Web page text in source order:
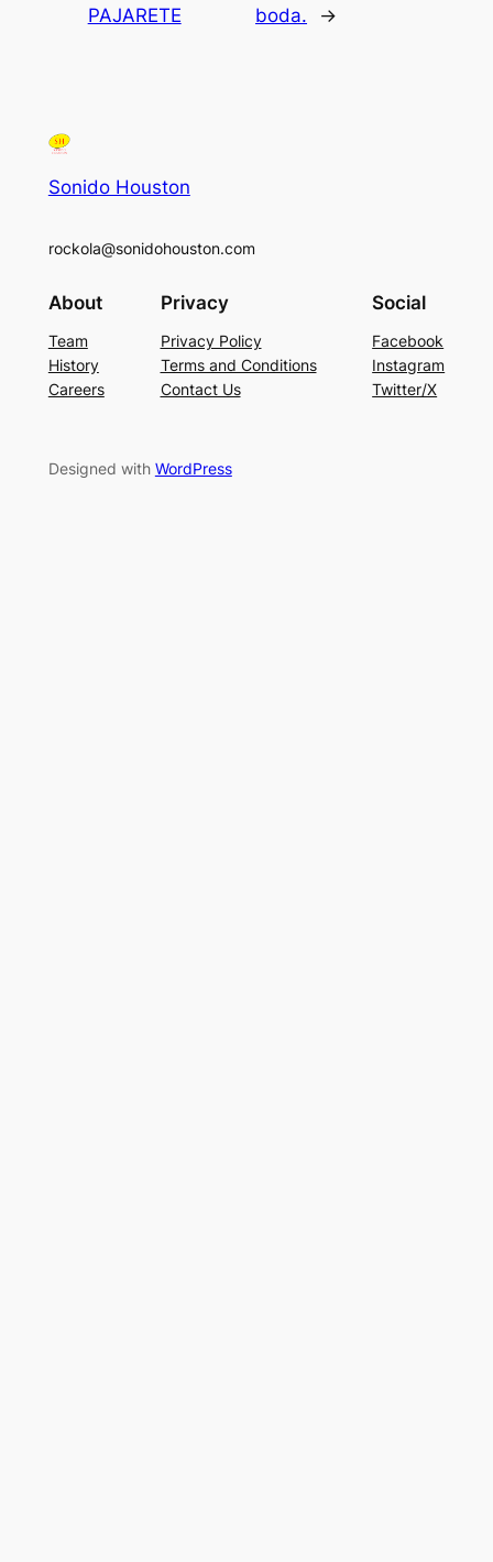
PAJARETE
boda.
→
Sonido Houston
rockola@sonidohouston.com
About
Team
History
Careers
Privacy
Privacy Policy
Terms and Conditions
Contact Us
Social
Facebook
Instagram
Twitter/X
Designed with WordPress